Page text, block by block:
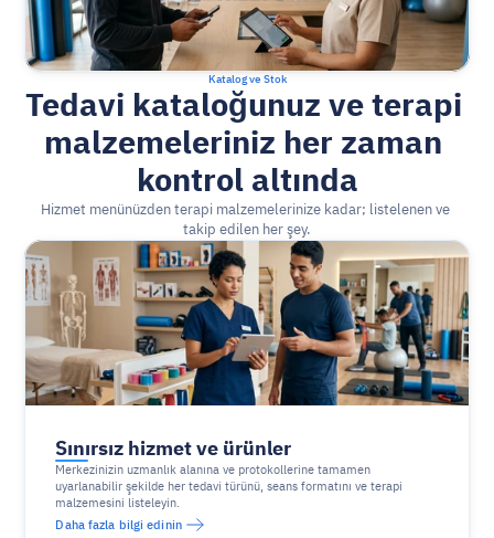
Katalog ve Stok
Tedavi kataloğunuz ve terapi
malzemeleriniz her zaman
kontrol altında
Hizmet menünüzden terapi malzemelerinize kadar; listelenen ve
takip edilen her şey.
Sınırsız hizmet ve ürünler
Merkezinizin uzmanlık alanına ve protokollerine tamamen
uyarlanabilir şekilde her tedavi türünü, seans formatını ve terapi
malzemesini listeleyin.
Daha fazla bilgi edinin